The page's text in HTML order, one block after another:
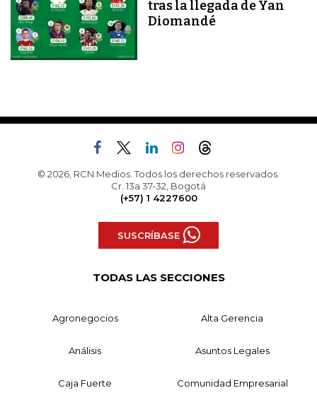
tras la llegada de Yan
Diomandé
© 2026, RCN Medios. Todos los derechos reservados.
Cr. 13a 37-32, Bogotá
(+57) 1 4227600
SUSCRÍBASE
TODAS LAS SECCIONES
Agronegocios Alta Gerencia
Análisis Asuntos Legales
Caja Fuerte Comunidad Empresarial